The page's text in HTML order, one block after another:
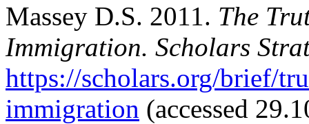
Massey D.S. 2011. The
Immigration. Scholars
https://scholars.org/brief/
immigration (accessed